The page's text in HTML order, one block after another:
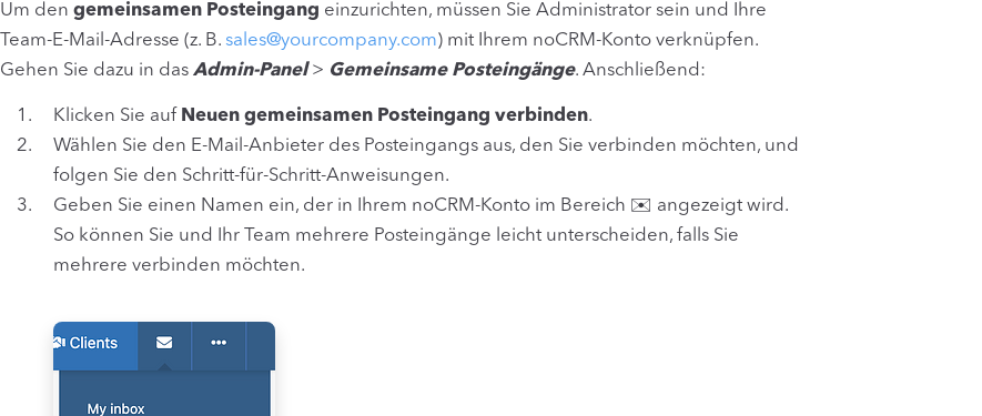
Um den gemeinsamen Posteingang einzurichten, müssen Sie Administrator sein und Ihre
Team-E-Mail-Adresse (z. B. sales@yourcompany.com) mit Ihrem noCRM-Konto verknüpfen.
Gehen Sie dazu in das Admin-Panel> Gemeinsame Posteingänge. Anschließend:
Klicken Sie auf Neuen gemeinsamen Posteingang verbinden.
Wählen Sie den E-Mail-Anbieter des Posteingangs aus, den Sie verbinden möchten, und
folgen Sie den Schritt-für-Schritt-Anweisungen.
Geben Sie einen Namen ein, der in Ihrem noCRM-Konto im Bereich ✉️ angezeigt wird.
So können Sie und Ihr Team mehrere Posteingänge leicht unterscheiden, falls Sie
mehrere verbinden möchten.